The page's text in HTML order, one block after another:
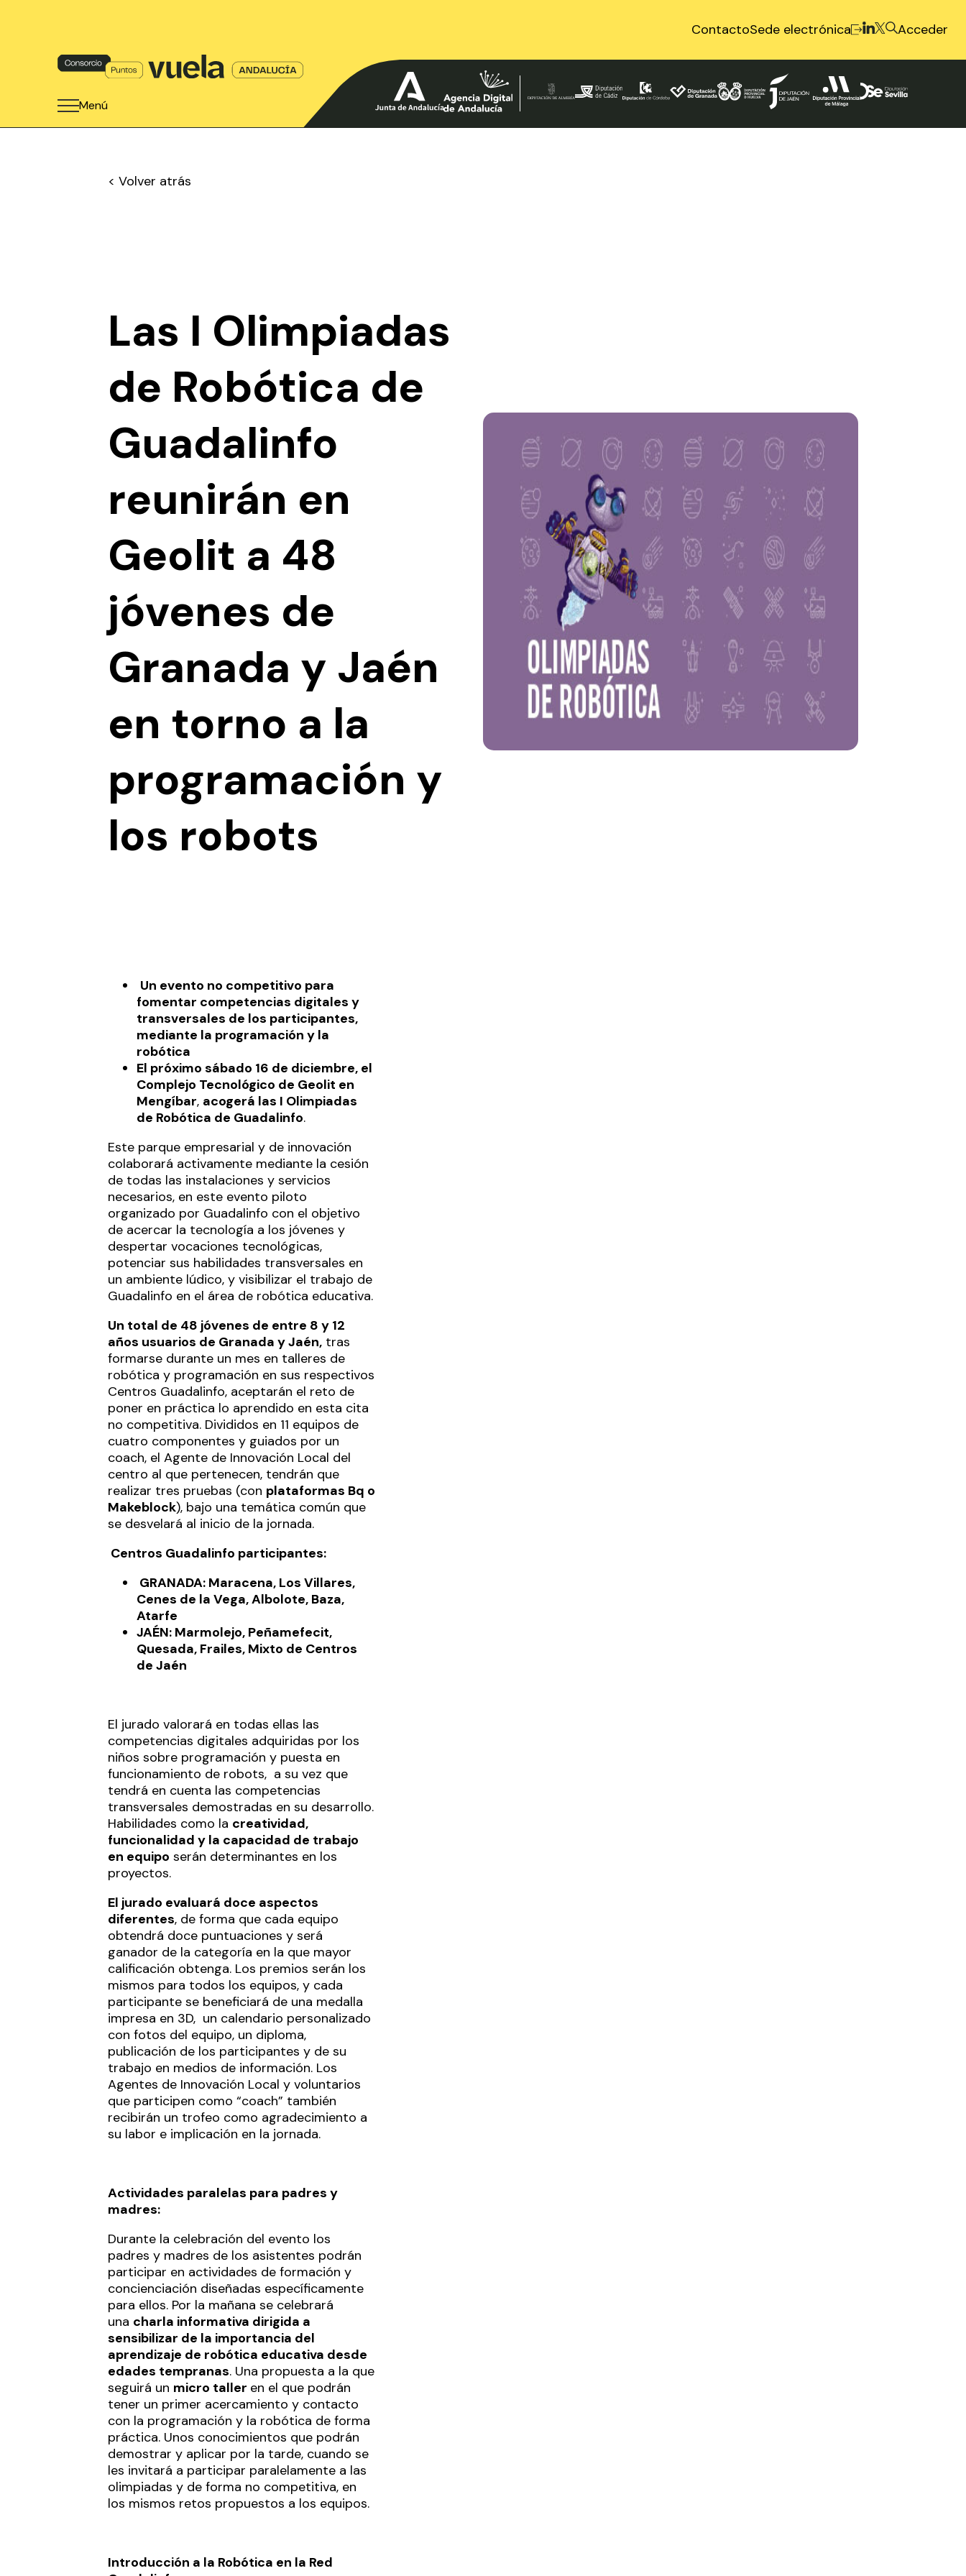
ContactoSede electrónica Acceder
Menú
< Volver atrás
Las I Olimpiadas
de Robótica de
Guadalinfo
reunirán en
Geolit a 48
jóvenes de
Granada y Jaén
en torno a la
programación y
los robots
Un evento no competitivo para
fomentar competencias digitales y
transversales de los participantes,
mediante la programación y la
robótica
El próximo sábado 16 de diciembre, el
Complejo Tecnológico de Geolit en
Mengíbar, acogerá las I Olimpiadas
de Robótica de Guadalinfo.
Este parque empresarial y de innovación
colaborará activamente mediante la cesión
de todas las instalaciones y servicios
necesarios, en este evento piloto
organizado por Guadalinfo con el objetivo
de acercar la tecnología a los jóvenes y
despertar vocaciones tecnológicas,
potenciar sus habilidades transversales en
un ambiente lúdico, y visibilizar el trabajo de
Guadalinfo en el área de robótica educativa.
Un total de 48 jóvenes de entre 8 y 12
años usuarios de Granada y Jaén, tras
formarse durante un mes en talleres de
robótica y programación en sus respectivos
Centros Guadalinfo, aceptarán el reto de
poner en práctica lo aprendido en esta cita
no competitiva. Divididos en 11 equipos de
cuatro componentes y guiados por un
coach, el Agente de Innovación Local del
centro al que pertenecen, tendrán que
realizar tres pruebas (con plataformas Bq o
Makeblock), bajo una temática común que
se desvelará al inicio de la jornada.
Centros Guadalinfo participantes:
GRANADA: Maracena, Los Villares,
Cenes de la Vega, Albolote, Baza,
Atarfe
JAÉN: Marmolejo, Peñamefecit,
Quesada, Frailes, Mixto de Centros
de Jaén
El jurado valorará en todas ellas las
competencias digitales adquiridas por los
niños sobre programación y puesta en
funcionamiento de robots, a su vez que
tendrá en cuenta las competencias
transversales demostradas en su desarrollo.
Habilidades como la creatividad,
funcionalidad y la capacidad de trabajo
en equipo serán determinantes en los
proyectos.
El jurado evaluará doce aspectos
diferentes, de forma que cada equipo
obtendrá doce puntuaciones y será
ganador de la categoría en la que mayor
calificación obtenga. Los premios serán los
mismos para todos los equipos, y cada
participante se beneficiará de una medalla
impresa en 3D, un calendario personalizado
con fotos del equipo, un diploma,
publicación de los participantes y de su
trabajo en medios de información. Los
Agentes de Innovación Local y voluntarios
que participen como “coach” también
recibirán un trofeo como agradecimiento a
su labor e implicación en la jornada.
Actividades paralelas para padres y
madres:
Durante la celebración del evento los
padres y madres de los asistentes podrán
participar en actividades de formación y
concienciación diseñadas específicamente
para ellos. Por la mañana se celebrará
una charla informativa dirigida a
sensibilizar de la importancia del
aprendizaje de robótica educativa desde
edades tempranas. Una propuesta a la que
seguirá un micro taller en el que podrán
tener un primer acercamiento y contacto
con la programación y la robótica de forma
práctica. Unos conocimientos que podrán
demostrar y aplicar por la tarde, cuando se
les invitará a participar paralelamente a las
olimpiadas y de forma no competitiva, en
los mismos retos propuestos a los equipos.
Introducción a la Robótica en la Red